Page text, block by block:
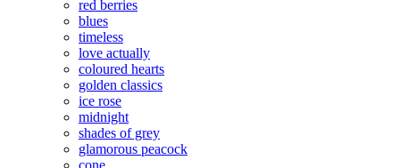
red berries
blues
timeless
love actually
coloured hearts
golden classics
ice rose
midnight
shades of grey
glamorous peacock
cone